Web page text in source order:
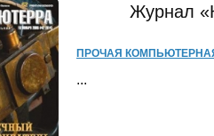
Журнал
ПРОЧАЯ
...